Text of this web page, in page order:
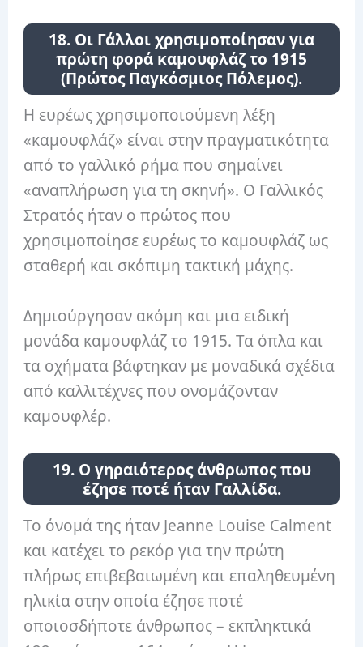
18. Οι Γάλλοι χρησιμοποίησαν για
πρώτη φορά καμουφλάζ το 1915
(Πρώτος Παγκόσμιος Πόλεμος).
Η ευρέως χρησιμοποιούμενη λέξη
«καμουφλάζ» είναι στην πραγματικότητα
από το γαλλικό ρήμα που σημαίνει
«αναπλήρωση για τη σκηνή». Ο Γαλλικός
Στρατός ήταν ο πρώτος που
χρησιμοποίησε ευρέως το καμουφλάζ ως
σταθερή και σκόπιμη τακτική μάχης.
Δημιούργησαν ακόμη και μια ειδική
μονάδα καμουφλάζ το 1915. Τα όπλα και
τα οχήματα βάφτηκαν με μοναδικά σχέδια
από καλλιτέχνες που ονομάζονταν
καμουφλέρ.
19. Ο γηραιότερος άνθρωπος που
έζησε ποτέ ήταν Γαλλίδα.
Το όνομά της ήταν Jeanne Louise Calment
και κατέχει το ρεκόρ για την πρώτη
πλήρως επιβεβαιωμένη και επαληθευμένη
ηλικία στην οποία έζησε ποτέ
οποιοσδήποτε άνθρωπος – εκπληκτικά